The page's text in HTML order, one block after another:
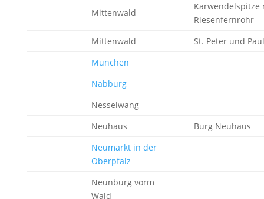
Mittenwald
Karwendelspitze
Riesenfernrohr
Mittenwald
St. Peter und Paul
München
Nabburg
Nesselwang
Neuhaus
Burg Neuhaus
Neumarkt in der
Oberpfalz
Neunburg vorm
Wald